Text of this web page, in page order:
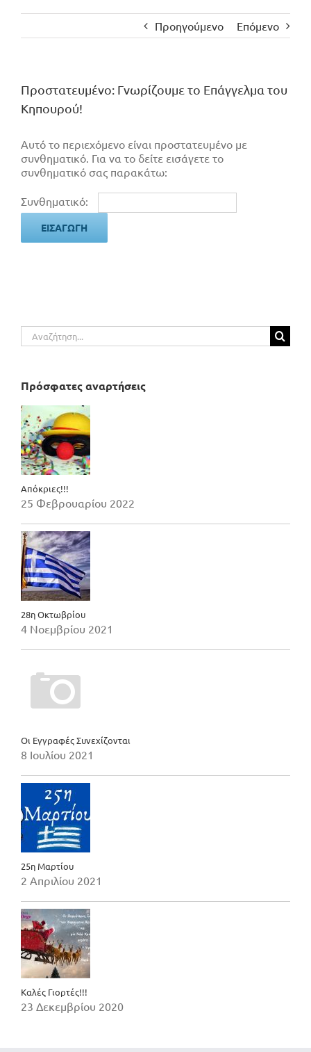
Προηγούμενο Επόμενο
Πρoστατευμένο: Γνωρίζουμε το Επάγγελμα του
Κηπουρού!
Αυτό το περιεχόμενο είναι προστατευμένο με
συνθηματικό. Για να το δείτε εισάγετε το
συνθηματικό σας παρακάτω:
Συνθηματικό:
Αναζήτηση
για:
Πρόσφατες αναρτήσεις
Απόκριες!!!
25 Φεβρουαρίου 2022
28η Οκτωβρίου
4 Νοεμβρίου 2021
Οι Εγγραφές Συνεχίζονται
8 Ιουλίου 2021
25η Μαρτίου
2 Απριλίου 2021
Καλές Γιορτές!!!
23 Δεκεμβρίου 2020